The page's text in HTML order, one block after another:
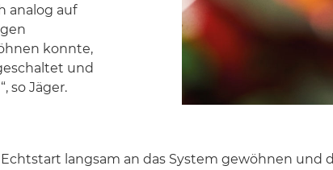
analog auf
konnte,
und
so Jäger.
langsam an das System gewöhnen und